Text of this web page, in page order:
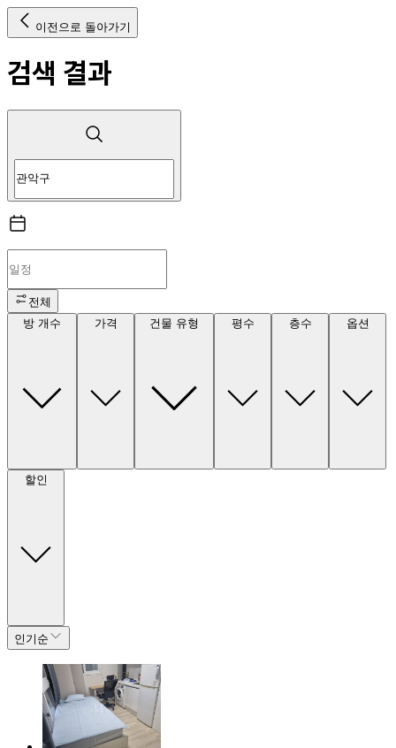
이전으로 돌아가기
검색 결과
전체
방 개수
가격 건물 유형 평수 층수 옵션
할인
인기순